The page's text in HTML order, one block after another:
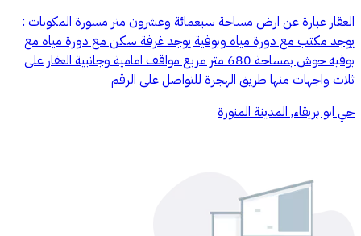
العقار عبارة عن ارض مساحة سبعمائة وعشرون متر مسورة المكونات :
يوجد مكتب مع دورة مياه وبوفية يوجد غرفة سكن مع دورة مياه مع
بوفيه حوش بمساحة 680 متر مربع مواقف امامية وجانبية العقار على
ثلاث واجهات منها طريق الهجرة للتواصل على الرقم
حي ابو بريقاء, المدينة المنورة